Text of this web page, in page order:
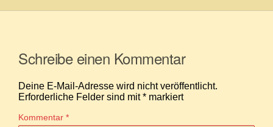
Schreibe einen Kommentar
Deine E-Mail-Adresse wird nicht veröffentlicht.
Erforderliche Felder sind mit* markiert
Kommentar *